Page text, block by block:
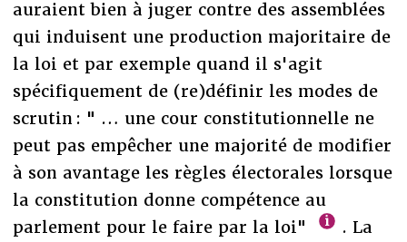
auraient bien à juger contre des assemblées
qui induisent une production majoritaire de
la loi et par exemple quand il s'agit
spécifiquement de (re)définir les modes de
scrutin : " … une cour constitutionnelle ne
peut pas empêcher une majorité de modifier
à son avantage les règles électorales lorsque
la constitution donne compétence au
parlement pour le faire par la loi"
. La